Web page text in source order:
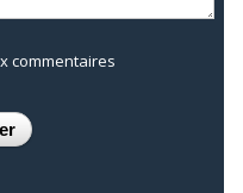
commentaires